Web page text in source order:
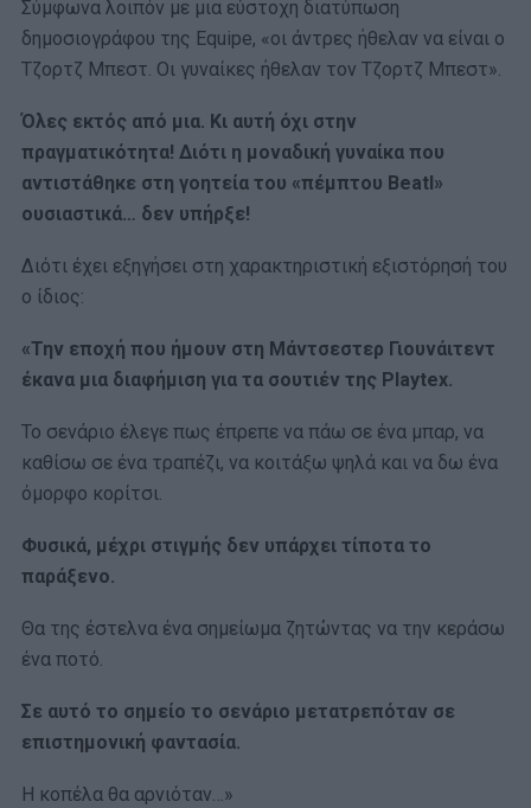
Σύμφωνα λοιπόν με μια εύστοχη διατύπωση
δημοσιογράφου της Εquipe, «οι άντρες ήθελαν να είναι ο
Τζορτζ Μπεστ. Οι γυναίκες ήθελαν τον Τζορτζ Μπεστ».
Όλες εκτός από μια. Κι αυτή όχι στην
πραγματικότητα! Διότι η μοναδική γυναίκα που
αντιστάθηκε στη γοητεία του «πέμπτου Beatl»
ουσιαστικά… δεν υπήρξε!
Διότι έχει εξηγήσει στη χαρακτηριστική εξιστόρησή του
ο ίδιος:
«Την εποχή που ήμουν στη Μάντσεστερ Γιουνάιτεντ
έκανα μια διαφήμιση για τα σουτιέν της Playtex.
Το σενάριο έλεγε πως έπρεπε να πάω σε ένα μπαρ, να
καθίσω σε ένα τραπέζι, να κοιτάξω ψηλά και να δω ένα
όμορφο κορίτσι.
Φυσικά, μέχρι στιγμής δεν υπάρχει τίποτα το
παράξενο.
Θα της έστελνα ένα σημείωμα ζητώντας να την κεράσω
ένα ποτό.
Σε αυτό το σημείο το σενάριο μετατρεπόταν σε
επιστημονική φαντασία.
Η κοπέλα θα αρνιόταν…»